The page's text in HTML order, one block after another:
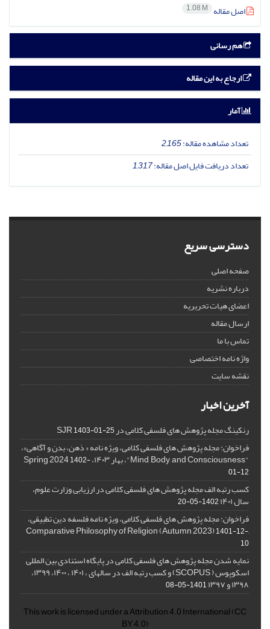
اصل مقاله 1.08 M
هم رسانی
ارجاع به این مقاله
آمار
تعداد مشاهده مقاله:2,165
تعداد دریافت فایل اصل مقاله:1,317
دسترسی سریع
صفحه اصلی
درباره نشریه
اعضای هیات تحریریه
ارسال مقاله
تماس با ما
واژه نامه اختصاصی
نقشه سایت
آخرین اخبار
رنکینگ مجله پژوهش های فلسفی کلامی در SJR1403-01-25
فراخوان: مجله پژوهش های فلسفی کلامی، ویژه نامه « ذهن، بدن و آگاهی»،
"Mind, Body, and Consciousness"، بهار ۱۴۰۳، Spring 2024
1402-
01-12
کسب رتبه الف مجله پژوهش های فلسفی کلامی در ارزیابی وزارت علوم،
سال ۱۴۰۱ 1402-05-20
فراخوان: مجله پژوهش های فلسفی کلامی، ویژه نامه فلسفه دین تطبیقی،
,Comparative Philosophy of Religion (Autumn 2023)
1401-12-
10
نمایه شدن مجله پژوهش های فلسفی کلامی در پایگاه استنادی بین المللی
اسکوپوس ( SCOPUS) و کسب رتبه الف در سالهای ، ۱۴۰۱ ، ۱۴۰۰، ۱۳۹۹،
۱۳۹۸ و ۱۳۹۷ 1401-05-08
This work is licensed under aAttribution 4.0 International(CC
BY 4.0)